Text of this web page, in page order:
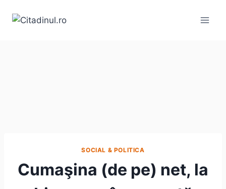
SOCIAL & POLITICA
Cumaşina (de pe) net, la